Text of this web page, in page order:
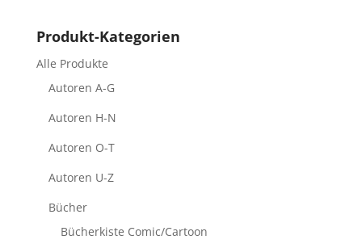
Produkt-Kategorien
Alle Produkte
Autoren A-G
Autoren H-N
Autoren O-T
Autoren U-Z
Bücher
Bücherkiste Comic/Cartoon